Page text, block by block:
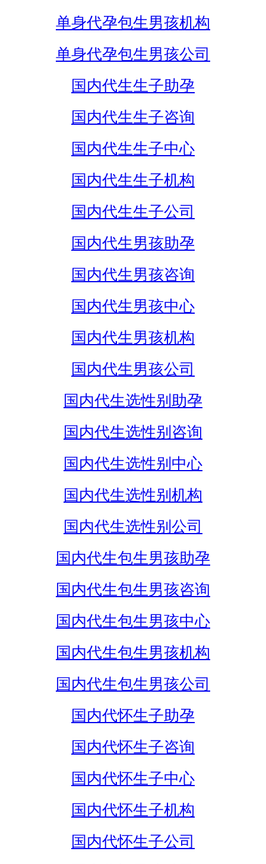
单身代孕包生男孩机构
单身代孕包生男孩公司
国内代生生子助孕
国内代生生子咨询
国内代生生子中心
国内代生生子机构
国内代生生子公司
国内代生男孩助孕
国内代生男孩咨询
国内代生男孩中心
国内代生男孩机构
国内代生男孩公司
国内代生选性别助孕
国内代生选性别咨询
国内代生选性别中心
国内代生选性别机构
国内代生选性别公司
国内代生包生男孩助孕
国内代生包生男孩咨询
国内代生包生男孩中心
国内代生包生男孩机构
国内代生包生男孩公司
国内代怀生子助孕
国内代怀生子咨询
国内代怀生子中心
国内代怀生子机构
国内代怀生子公司